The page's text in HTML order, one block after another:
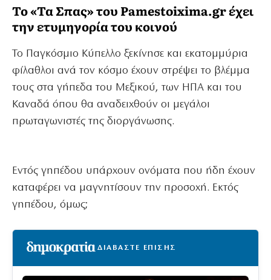
Το «Τα Σπας» του Pamestoixima.gr έχει
την ετυμηγορία του κοινού
Το Παγκόσμιο Κύπελλο ξεκίνησε και εκατομμύρια
φίλαθλοι ανά τον κόσμο έχουν στρέψει το βλέμμα
τους στα γήπεδα του Μεξικού, των ΗΠΑ και του
Καναδά όπου θα αναδειχθούν οι μεγάλοι
πρωταγωνιστές της διοργάνωσης.
Εντός γηπέδου υπάρχουν ονόματα που ήδη έχουν
καταφέρει να μαγνητίσουν την προσοχή. Εκτός
γηπέδου, όμως;
ΔΙΑΒΑΣΤΕ ΕΠΙΣΗΣ